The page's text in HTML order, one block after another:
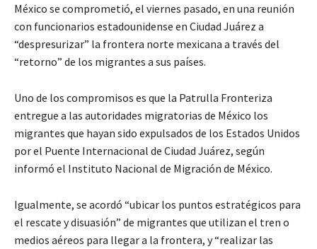
México se comprometió, el viernes pasado, en una reunión
con funcionarios estadounidense en Ciudad Juárez a
“despresurizar” la frontera norte mexicana a través del
“retorno” de los migrantes a sus países.
Uno de los compromisos es que la Patrulla Fronteriza
entregue a las autoridades migratorias de México los
migrantes que hayan sido expulsados de los Estados Unidos
por el Puente Internacional de Ciudad Juárez, según
informó el Instituto Nacional de Migración de México.
Igualmente, se acordó “ubicar los puntos estratégicos para
el rescate y disuasión” de migrantes que utilizan el tren o
medios aéreos para llegar a la frontera, y “realizar las